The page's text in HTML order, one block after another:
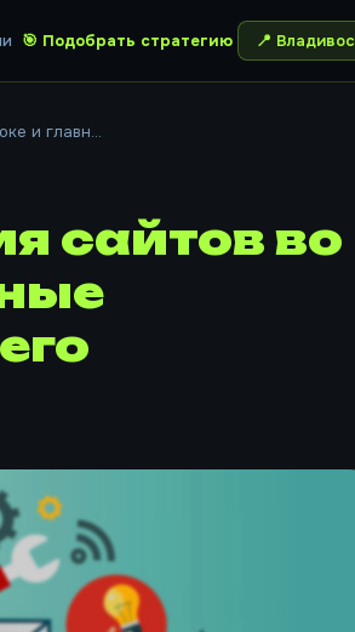
🎯 Подобрать стратегию 📍
и главн...
сайтов во